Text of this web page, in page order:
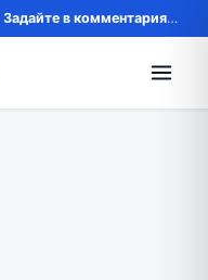
Задайте в комментариях — ответим!